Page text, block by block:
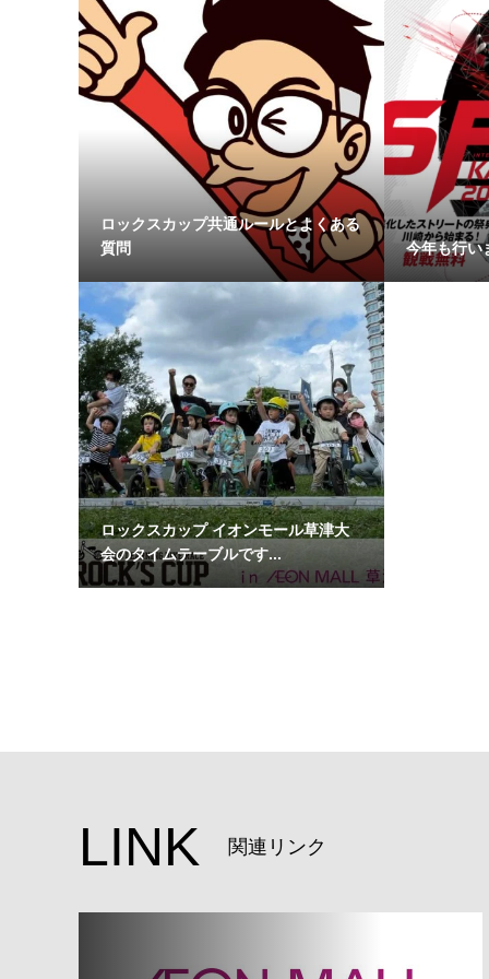
ロックスカップ共通ルールとよくある
質問
今年も行い
ロックスカップ イオンモール草津大
会のタイムテーブルです...
LINK 関連リンク